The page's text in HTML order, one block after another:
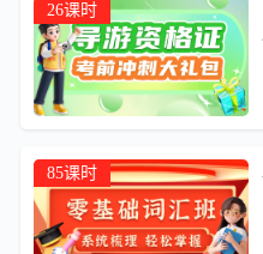
26课时
85课时